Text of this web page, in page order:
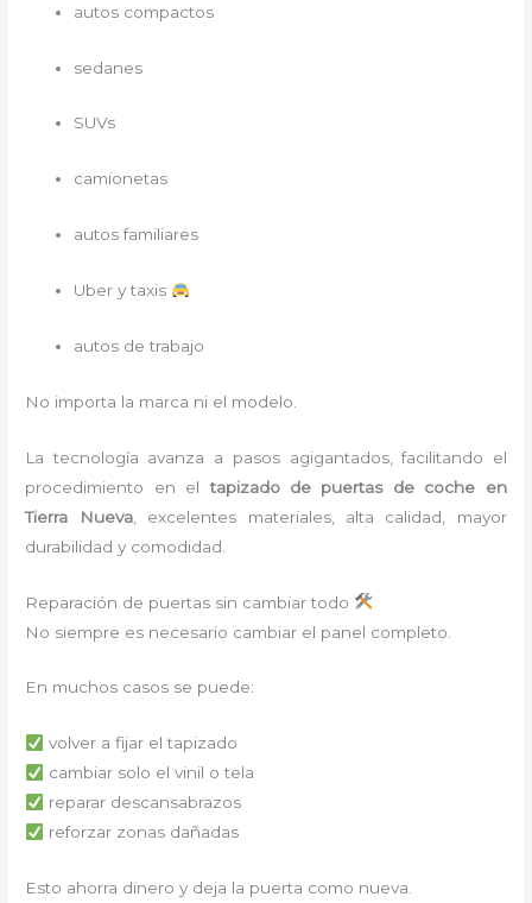
autos compactos
sedanes
SUVs
camionetas
autos familiares
Uber y taxis
autos de trabajo
No importa la marca ni el modelo.
La tecnología avanza a pasos agigantados, facilitando el
procedimiento en eltapizado de puertas de coche en
Tierra Nueva, excelentes materiales, alta calidad, mayor
durabilidad y comodidad.
Reparación de puertas sin cambiar todo
No siempre es necesario cambiar el panel completo.
En muchos casos se puede:
volver a fijar el tapizado
cambiar solo el vinil o tela
reparar descansabrazos
reforzar zonas dañadas
Esto ahorra dinero y deja la puerta como nueva.